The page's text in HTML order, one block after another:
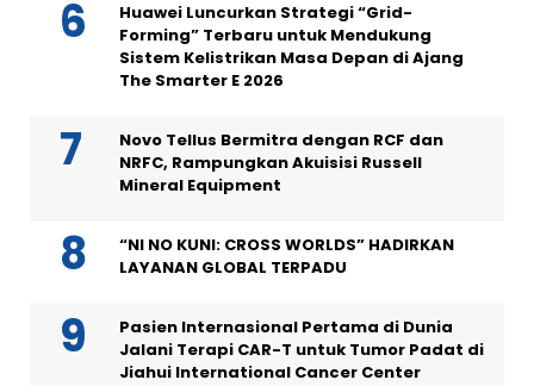
Huawei Luncurkan Strategi “Grid-
Forming” Terbaru untuk Mendukung
Sistem Kelistrikan Masa Depan di Ajang
The Smarter E 2026
Novo Tellus Bermitra dengan RCF dan
NRFC, Rampungkan Akuisisi Russell
Mineral Equipment
“NI NO KUNI: CROSS WORLDS” HADIRKAN
LAYANAN GLOBAL TERPADU
Pasien Internasional Pertama di Dunia
Jalani Terapi CAR-T untuk Tumor Padat di
Jiahui International Cancer Center